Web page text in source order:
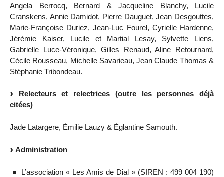
Angela Berrocq, Bernard & Jacqueline Blanchy, Lucile
Cranskens, Annie Damidot, Pierre Dauguet, Jean Desgouttes,
Marie-Françoise Duriez, Jean-Luc Fourel, Cyrielle Hardenne,
Jérémie Kaiser, Lucile et Martial Lesay, Sylvette Liens,
Gabrielle Luce-Véronique, Gilles Renaud, Aline Retournard,
Cécile Rousseau, Michelle Savarieau, Jean Claude Thomas &
Stéphanie Tribondeau.
Relecteurs et relectrices (outre les personnes déjà
citées)
Jade Latargere, Émilie Lauzy & Églantine Samouth.
Administration
L’association « Les Amis de Dial » (SIREN : 499 004 190)